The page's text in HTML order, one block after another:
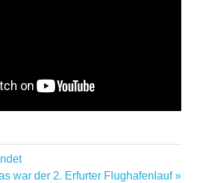
war der 2. Erfurter Flughafenlauf